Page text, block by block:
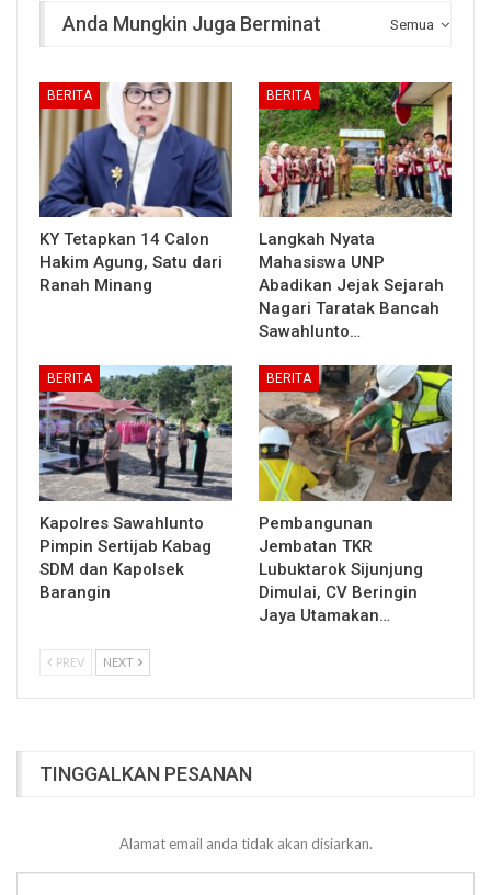
Semua
Anda Mungkin Juga Berminat
BERITA
KY Tetapkan 14 Calon
Hakim Agung, Satu dari
Ranah Minang
BERITA
Langkah Nyata
Mahasiswa UNP
Abadikan Jejak Sejarah
Nagari Taratak Bancah
Sawahlunto…
BERITA
Kapolres Sawahlunto
Pimpin Sertijab Kabag
SDM dan Kapolsek
Barangin
BERITA
Pembangunan
Jembatan TKR
Lubuktarok Sijunjung
Dimulai, CV Beringin
Jaya Utamakan…
PREV NEXT
TINGGALKAN PESANAN
Alamat email anda tidak akan disiarkan.